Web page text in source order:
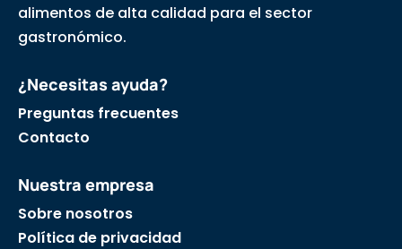
alimentos de alta calidad para el sector
gastronómico.
¿Necesitas ayuda?
Preguntas frecuentes
Contacto
Nuestra empresa
Sobre nosotros
Política de privacidad